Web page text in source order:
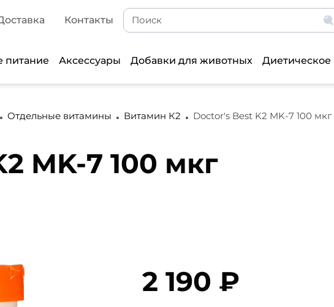
Контакты
питание Аксессуары Добавки для животных Диетическое
Отдельные витамины Витамин К2 Doctor's Best K2 MK-7 100
MK-7 100 мкг
2 190 ₽